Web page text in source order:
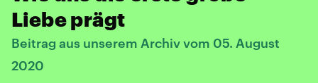
Liebe prägt
Beitrag aus unserem Archiv vom 05. August
2020